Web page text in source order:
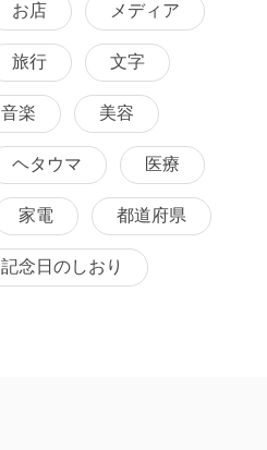
お店 メディア
旅行 文字
音楽 美容
ヘタウマ 医療
家電 都道府県
記念日のしおり